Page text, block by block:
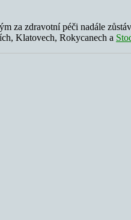
za zdravotní péči nadále
Klatovech, Rokycanech a